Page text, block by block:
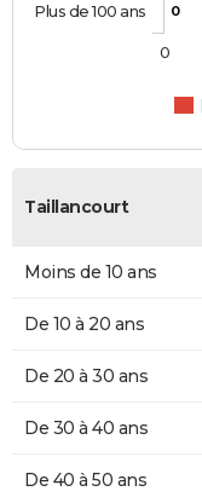
0
Plus de 100 ans
0
Taillancourt
Moins de 10 ans
De 10 à 20 ans
De 20 à 30 ans
De 30 à 40 ans
De 40 à 50 ans